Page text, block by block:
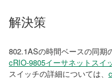
解決策
802.1ASの時間ベースの同期
cRIO-9805イーサネットスイ
スイッチの詳細については、